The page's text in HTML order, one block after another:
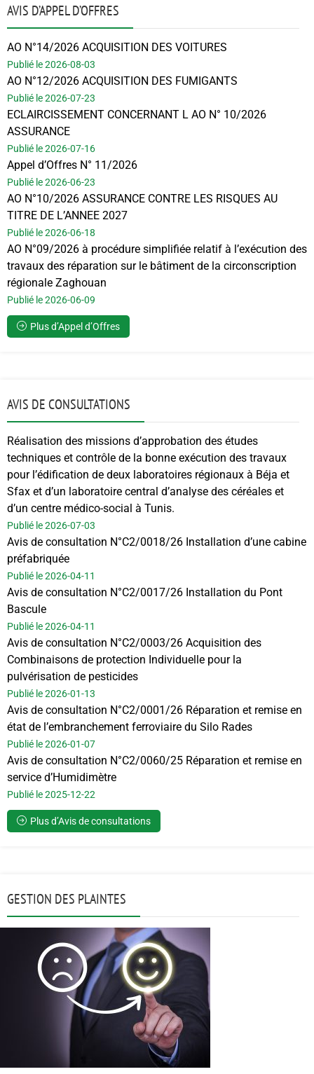
AVIS D’APPEL D’OFFRES
AO N°14/2026 ACQUISITION DES VOITURES
Publié le 2026-08-03
AO N°12/2026 ACQUISITION DES FUMIGANTS
Publié le 2026-07-23
ECLAIRCISSEMENT CONCERNANT L AO N° 10/2026
ASSURANCE
Publié le 2026-07-16
Appel d’Offres N° 11/2026
Publié le 2026-06-23
AO N°10/2026 ASSURANCE CONTRE LES RISQUES AU
TITRE DE L’ANNEE 2027
Publié le 2026-06-18
AO N°09/2026 à procédure simplifiée relatif à l’exécution des
travaux des réparation sur le bâtiment de la circonscription
régionale Zaghouan
Publié le 2026-06-09
Plus d’Appel d’Offres
AVIS DE CONSULTATIONS
Réalisation des missions d’approbation des études
techniques et contrôle de la bonne exécution des travaux
pour l’édification de deux laboratoires régionaux à Béja et
Sfax et d’un laboratoire central d’analyse des céréales et
d’un centre médico-social à Tunis.
Publié le 2026-07-03
Avis de consultation N°C2/0018/26 Installation d’une cabine
préfabriquée
Publié le 2026-04-11
Avis de consultation N°C2/0017/26 Installation du Pont
Bascule
Publié le 2026-04-11
Avis de consultation N°C2/0003/26 Acquisition des
Combinaisons de protection Individuelle pour la
pulvérisation de pesticides
Publié le 2026-01-13
Avis de consultation N°C2/0001/26 Réparation et remise en
état de l’embranchement ferroviaire du Silo Rades
Publié le 2026-01-07
Avis de consultation N°C2/0060/25 Réparation et remise en
service d’Humidimètre
Publié le 2025-12-22
Plus d’Avis de consultations
GESTION DES PLAINTES